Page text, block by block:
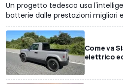
Un progetto tedesco usa
batterie dalle prestazioni migliori
Come va
elettrico